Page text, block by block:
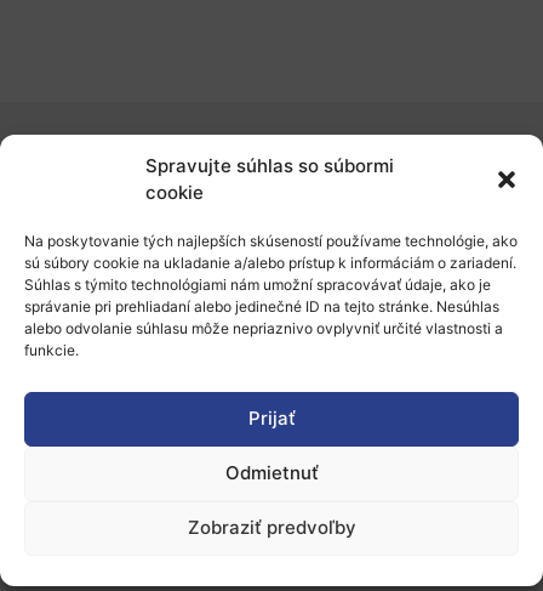
Spravujte súhlas so súbormi
cookie
Na poskytovanie tých najlepších skúseností používame technológie, ako
sú súbory cookie na ukladanie a/alebo prístup k informáciám o zariadení.
Súhlas s týmito technológiami nám umožní spracovávať údaje, ako je
správanie pri prehliadaní alebo jedinečné ID na tejto stránke. Nesúhlas
alebo odvolanie súhlasu môže nepriaznivo ovplyvniť určité vlastnosti a
funkcie.
Prijať
Odmietnuť
Zobraziť predvoľby
O nás
Financovanie a podpora
Stáže a pobyty
Ochrana osobných údajov
„Projekt SK4ERA II je spolufinancovaný Európskou
úniou v rámci Programu Slovensko. Portál